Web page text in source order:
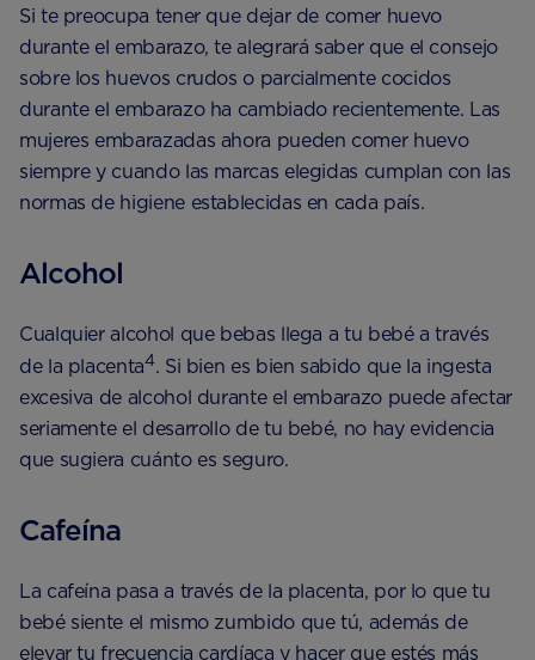
Si te preocupa tener que dejar de comer huevo
durante el embarazo, te alegrará saber que el consejo
sobre los huevos crudos o parcialmente cocidos
durante el embarazo ha cambiado recientemente. Las
mujeres embarazadas ahora pueden comer huevo
siempre y cuando las marcas elegidas cumplan con las
normas de higiene establecidas en cada país.
Alcohol
Cualquier alcohol que bebas llega a tu bebé a través
de la placenta4. Si bien es bien sabido que la ingesta
excesiva de alcohol durante el embarazo puede afectar
seriamente el desarrollo de tu bebé, no hay evidencia
que sugiera cuánto es seguro.
Cafeína
La cafeína pasa a través de la placenta, por lo que tu
bebé siente el mismo zumbido que tú, además de
elevar tu frecuencia cardíaca y hacer que estés más